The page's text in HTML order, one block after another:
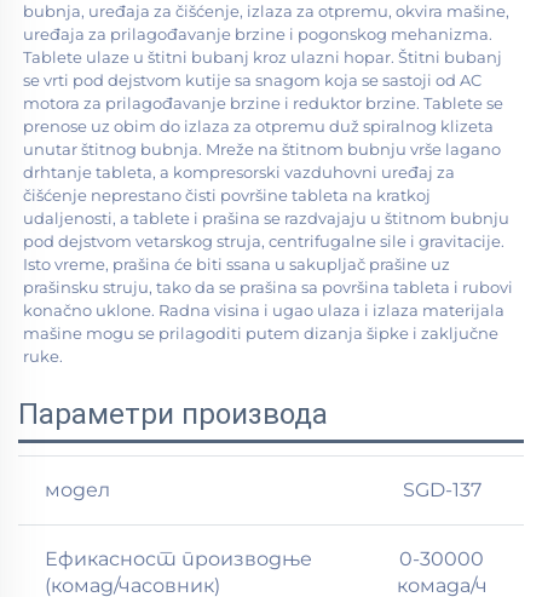
bubnja, uređaja za čišćenje, izlaza za otpremu, okvira mašine,
uređaja za prilagođavanje brzine i pogonskog mehanizma.
Tablete ulaze u štitni bubanj kroz ulazni hopar. Štitni bubanj
se vrti pod dejstvom kutije sa snagom koja se sastoji od AC
motora za prilagođavanje brzine i reduktor brzine. Tablete se
prenose uz obim do izlaza za otpremu duž spiralnog klizeta
unutar štitnog bubnja. Mreže na štitnom bubnju vrše lagano
drhtanje tableta, a kompresorski vazduhovni uređaj za
čišćenje neprestano čisti površine tableta na kratkoj
udaljenosti, a tablete i prašina se razdvajaju u štitnom bubnju
pod dejstvom vetarskog struja, centrifugalne sile i gravitacije.
Isto vreme, prašina će biti ssana u sakupljač prašine uz
prašinsku struju, tako da se prašina sa površina tableta i rubovi
konačno uklone. Radna visina i ugao ulaza i izlaza materijala
mašine mogu se prilagoditi putem dizanja šipke i zaključne
ruke.
Параметри производа
модел SGD-137
Ефикасност производње
(комад/часовник)
0-30000
комада/ч